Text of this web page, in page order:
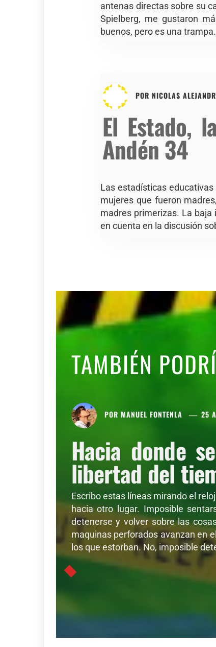
antenas directas sobre su
Spielberg, me gustaron
buenos, pero es una
POR NICOLAS
El Estado,
Andén 34
Las estadísticas
mujeres que fueron
madres primerizas. La baja
en cuenta en la discusión
TAMBIÉN
POR MANUEL FONTENLA 25
Hacia donde
libertad del
Escribo estas líneas mirando el
hacia otro lugar. Imposible
detenerse y volver sobre las
maquinas perforados avanzan en
los que estorban. No, imposible